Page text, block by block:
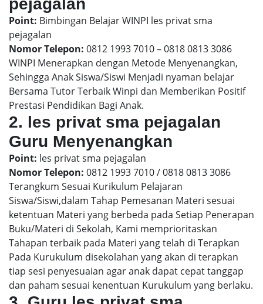
pejagalan
Point: Bimbingan Belajar WINPI les privat sma
pejagalan
Nomor Telepon: 0812 1993 7010 – 0818 0813 3086
WINPI Menerapkan dengan Metode Menyenangkan,
Sehingga Anak Siswa/Siswi Menjadi nyaman belajar
Bersama Tutor Terbaik Winpi dan Memberikan Positif
Prestasi Pendidikan Bagi Anak.
2. les privat sma pejagalan
Guru Menyenangkan
Point: les privat sma pejagalan
Nomor Telepon: 0812 1993 7010 / 0818 0813 3086
Terangkum Sesuai Kurikulum Pelajaran
Siswa/Siswi,dalam Tahap Pemesanan Materi sesuai
ketentuan Materi yang berbeda pada Setiap Penerapan
Buku/Materi di Sekolah, Kami memprioritaskan
Tahapan terbaik pada Materi yang telah di Terapkan
Pada Kurukulum disekolahan yang akan di terapkan
tiap sesi penyesuaian agar anak dapat cepat tanggap
dan paham sesuai kenentuan Kurukulum yang berlaku.